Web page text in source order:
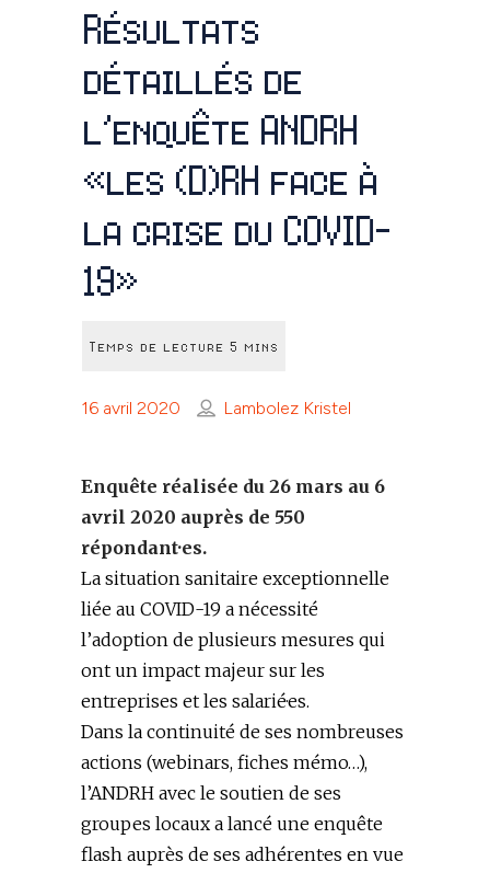
Résultats
détaillés de
l’enquête ANDRH
«les (D)RH face à
la crise du COVID-
19»
16 avril 2020 Lambolez Kristel
Enquête réalisée du 26 mars au 6
avril 2020 auprès de 550
répondant·es.
La situation sanitaire exceptionnelle
liée au COVID-19 a nécessité
l’adoption de plusieurs mesures qui
ont un impact majeur sur les
entreprises et les salarié·es.
Dans la continuité de ses nombreuses
actions (webinars, fiches mémo…),
l’ANDRH avec le soutien de ses
groupes locaux a lancé une enquête
flash auprès de ses adhérent·es en vue